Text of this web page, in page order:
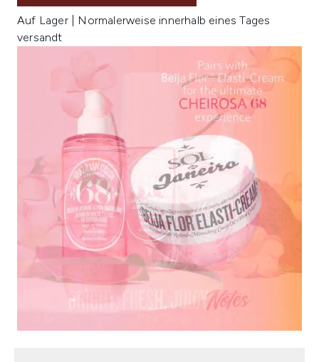
Auf Lager | Normalerweise innerhalb eines Tages
versandt